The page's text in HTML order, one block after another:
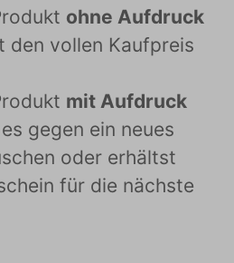
ohne Aufdruck
den vollen Kaufpreis
mit Aufdruck
gegen ein neues
oder erhältst
für die nächste